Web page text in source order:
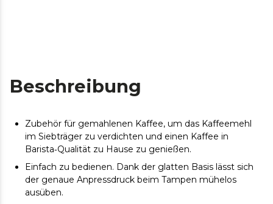
Beschreibung
Zubehör für gemahlenen Kaffee, um das Kaffeemehl
im Siebträger zu verdichten und einen Kaffee in
Barista‑Qualität zu Hause zu genießen.
Einfach zu bedienen. Dank der glatten Basis lässt sich
der genaue Anpressdruck beim Tampen mühelos
ausüben.